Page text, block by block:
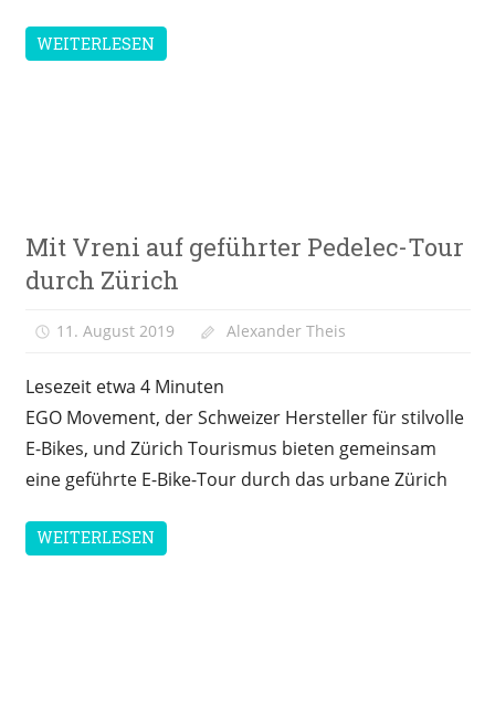
WEITERLESEN
&
Freizeit
Mit Vreni auf geführter Pedelec-Tour
durch Zürich
11. August 2019 Alexander Theis
Lesezeit etwa 4 Minuten
EGO Movement, der Schweizer Hersteller für stilvolle
E-Bikes, und Zürich Tourismus bieten gemeinsam
eine geführte E-Bike-Tour durch das urbane Zürich
WEITERLESEN